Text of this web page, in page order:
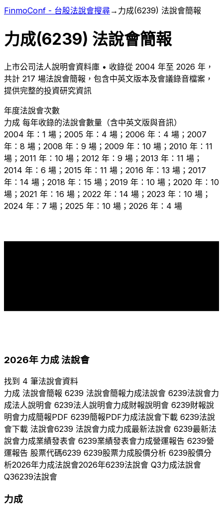
FinmoConf - 台股法說會搜尋→ 力成(6239) 法說會簡報
力成(6239) 法說會簡報
上市公司法人說明會資料庫 • 收錄從 2004 年至 2026 年，
共計 217 場法說會簡報，包含中英文版本及會議錄音檔案，
提供完整的投資研究資訊
年度法說會次數
力成 每年收錄的法說會數量（含中英文版與音訊）
2004 年：1 場；2005 年：4 場；2006 年：4 場；2007
年：8 場；2008 年：9 場；2009 年：10 場；2010 年：11
場；2011 年：10 場；2012 年：9 場；2013 年：11 場；
2014 年：6 場；2015 年：11 場；2016 年：13 場；2017
年：14 場；2018 年：15 場；2019 年：10 場；2020 年：10
場；2021 年：16 場；2022 年：14 場；2023 年：10 場；
2024 年：7 場；2025 年：10 場；2026 年：4 場
2026年 力成法說會
找到 4 筆法說會資料
力成 法說會簡報 6239 法說會簡報力成法說會 6239法說會力
成法人說明會 6239法人說明會力成財報說明會 6239財報說
明會力成簡報PDF 6239簡報PDF力成法說會下載 6239法說
會下載 法說會6239 法說會力成力成最新法說會 6239最新法
說會力成業績發表會 6239業績發表會力成營運報告 6239營
運報告 股票代碼6239 6239股票力成股價分析 6239股價分
析2026年力成法說會2026年6239法說會 Q3力成法說會
Q36239法說會
力成